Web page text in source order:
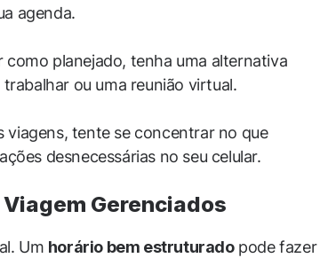
agenda.
como planejado, tenha uma alternativa
ou uma reunião virtual.
viagens, tente se concentrar no que
desnecessárias no seu celular.
Gerenciados
Um horário bem estruturadopode fazer